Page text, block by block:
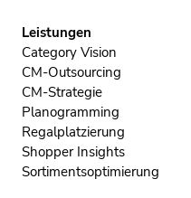
Category Vision
CM-Outsourcing
CM-Strategie
Planogramming
Regalplatzierung
Shopper Insights
Sortimentsoptimierung